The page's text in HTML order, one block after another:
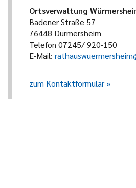
Ortsverwaltung
Badener Straße 57
76448 Durmersheim
Telefon 07245/ 920-150
E-Mail:
zum Kontaktformular